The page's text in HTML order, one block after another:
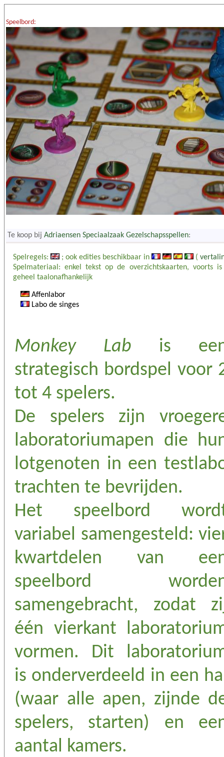
Speelbord:
Te koop bij Adriaensen Speciaalzaak Gezelschapsspellen:
Spelregels: ; ook edities beschikbaar in (
Spelmateriaal: enkel tekst op de overzichtskaarten, voorts
geheel taalonafhankelijk
Affenlabor
Labo de singes
Monkey Lab is
strategisch bordspel voor
tot 4 spelers.
De spelers zijn
laboratoriumapen die
lotgenoten in een
trachten te bevrijden.
Het speelbord
variabel samengesteld:
kwartdelen van
speelbord
samengebracht, zodat
één vierkant
vormen. Dit
is onderverdeeld in een
(waar alle apen, zijnde
spelers, starten) en
aantal kamers.